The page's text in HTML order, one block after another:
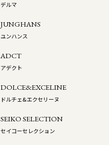
デルマ
JUNGHANS
ユンハンス
ADCT
アデクト
DOLCE&EXCELINE
ドルチェ&エクセリーヌ
SEIKO SELECTION
セイコーセレクション